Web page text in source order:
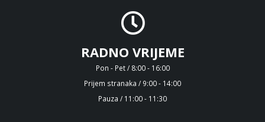
RADNO VRIJEME
Pon - Pet / 8:00 - 16:00
Prijem stranaka / 9:00 - 14:00
Pauza / 11:00 - 11:30